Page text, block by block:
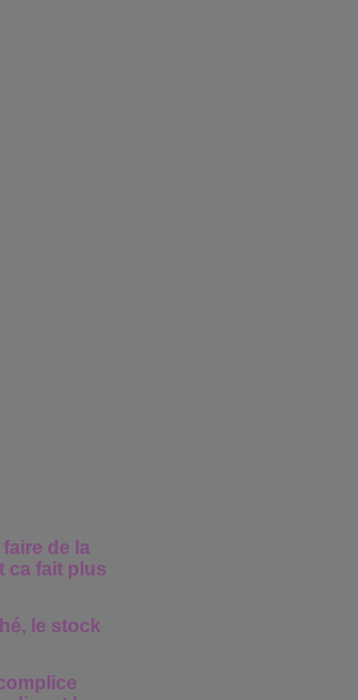
de la
ca fait plus
le stock